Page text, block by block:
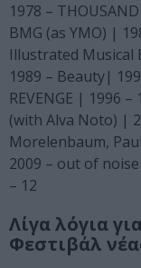
1978 –
BMG (as YMO) |
Illustrated Musical
1989 – Beauty|
REVENGE | 1996
(with Alva Noto) |
Morelenbaum,
2009 – out of
– 12
Λίγα λόγια
Φεστιβάλ